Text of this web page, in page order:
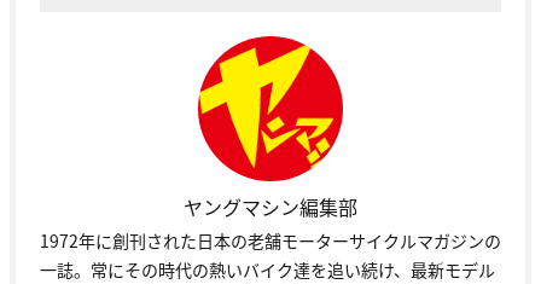
ヤングマシン編集部
1972年に創刊された日本の老舗モーターサイクルマガジンの
一誌。常にその時代の熱いバイク達を追い続け、最新モデル